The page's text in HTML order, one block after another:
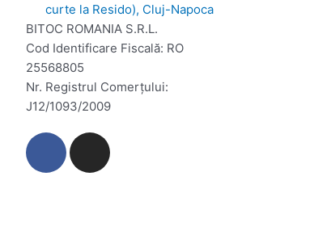
curte la Resido), Cluj-Napoca
BITOC ROMANIA S.R.L.
Cod Identificare Fiscală: RO
25568805
Nr. Registrul Comerţului:
J12/1093/2009
F
I